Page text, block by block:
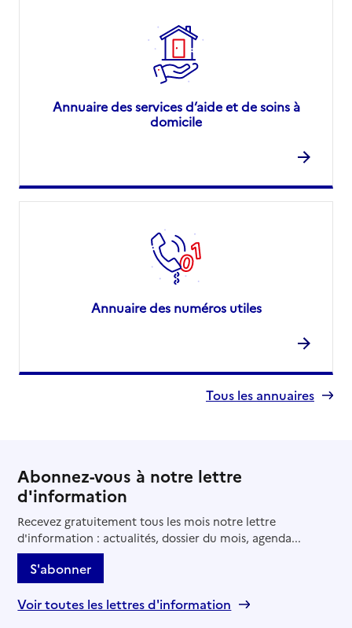
Annuaire des services d’aide et de soins à
domicile
Annuaire des numéros utiles
Tous les annuaires
Abonnez-vous à notre lettre
d'information
Recevez gratuitement tous les mois notre lettre
d'information : actualités, dossier du mois, agenda...
S'abonner
Voir toutes les lettres d'information